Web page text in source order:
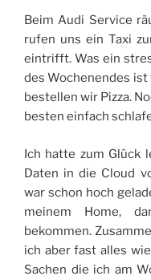
Beim Audi Service
rufen uns ein Taxi
eintrifft. Was ein
des Wochenendes
bestellen wir Pizza.
besten einfach
Ich hatte zum Glück
Daten in die Cloud
war schon hoch
meinem Home,
bekommen.
ich aber fast alles
Sachen die ich am